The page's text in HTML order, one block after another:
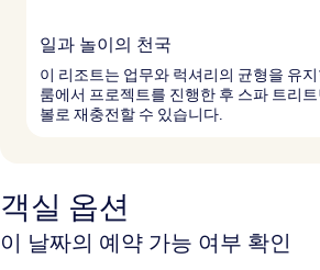
일과 놀이의 천국
이 리조트는 업무와 럭셔리의 균형을 유
룸에서 프로젝트를 진행한 후 스파 트리
볼로 재충전할 수 있습니다.
객실 옵션
이 날짜의 예약 가능 여부 확인